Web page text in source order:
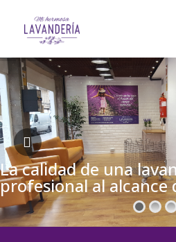
La calidad de una
profesional al alcance